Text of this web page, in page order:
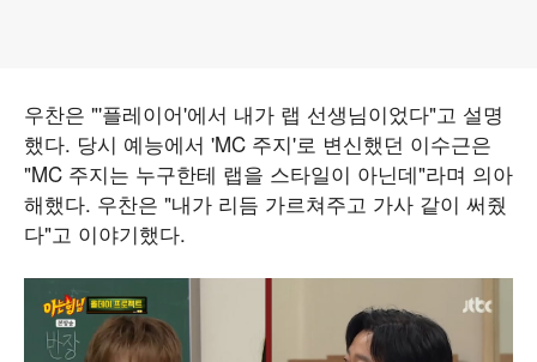
우찬은 "'플레이어'에서 내가 랩 선생님이었다"고 설명
했다. 당시 예능에서 'MC 주지'로 변신했던 이수근은
"MC 주지는 누구한테 랩을 스타일이 아닌데"라며 의아
해했다. 우찬은 "내가 리듬 가르쳐주고 가사 같이 써줬
다"고 이야기했다.